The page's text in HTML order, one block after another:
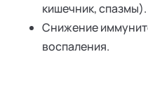
кишечник, спазмы).
Снижение
воспаления.